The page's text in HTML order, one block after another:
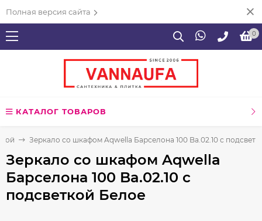
Полная версия сайта
0
КАТАЛОГ ТОВАРОВ
Зеркало со шкафом Aqwella Барселона 100 Ba.02.10 с
Зеркало со шкафом Aqwella
Барселона 100 Ba.02.10 с
подсветкой Белое